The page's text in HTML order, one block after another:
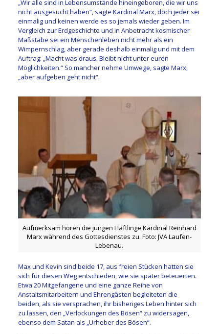
„Wir alle sind in Lebensumstände hineingeboren, die wir uns
nicht ausgesucht haben“, sagte Kardinal Marx, doch jeder sei
einmalig und keinen werde es so jemals wieder geben. Im
Vergleich zur Erdgeschichte und in Anbetracht kosmischer
Maßstäbe sei ein Menschenleben nicht mehr als ein
Wimpernschlag, aber gerade deshalb einmalig und mit dem
Auftrag: „Macht was draus. Bleibt nicht unter euren
Möglichkeiten.“ So mancher nehme Umwege, sagte Marx,
„aber aufgeben geht nicht“.
Aufmerksam hören die jungen Häftlinge Kardinal Reinhard
Marx während des Gottesdienstes zu. Foto: JVA Laufen-
Lebenau.
Max und Kevin sind beide 17, aus freien Stücken hatten sie
sich für diesen Weg entschieden, wie sie später beteuerten.
Etwa 20 Mitgefangene und eine ganze Reihe von
Anstaltsmitarbeitern und Ehrengästen begleiteten die
beiden, als sie versprachen, ihr bisheriges Leben hinter sich
zu lassen, den „Verlockungen des Bösen“ zu widersagen,
ebenso dem Satan als „Urheber des Bösen“.